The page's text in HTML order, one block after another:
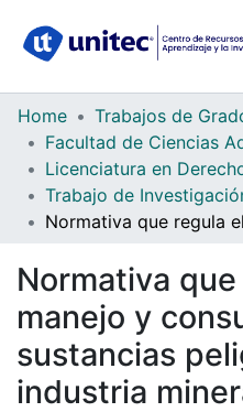
Communities
Collections
All of DSpace
Statistics
Home
Trabajos de
Licenciatura en
Trabajo de
Normativa
manejo y
sustancias
industria